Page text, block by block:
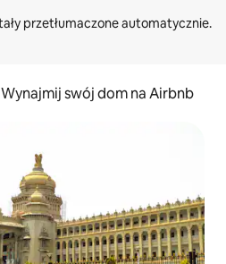
Wynajmij swój dom na Airbnb